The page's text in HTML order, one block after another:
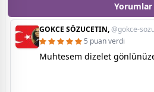
Yorumlar
GOKCE SÖZUCETIN,@gokce-
5 puan verdi
Muhtesem dizelet